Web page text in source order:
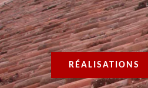
RÉALISATIONS